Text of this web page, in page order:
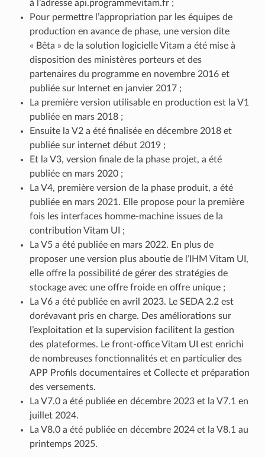
à l’adresse api.programmevitam.fr ;
Pour permettre l’appropriation par les équipes de
production en avance de phase, une version dite
« Bêta » de la solution logicielle Vitam a été mise à
disposition des ministères porteurs et des
partenaires du programme en novembre 2016 et
publiée sur Internet en janvier 2017 ;
La première version utilisable en production est la V1
publiée en mars 2018 ;
Ensuite la V2 a été finalisée en décembre 2018 et
publiée sur internet début 2019 ;
Et la V3, version finale de la phase projet, a été
publiée en mars 2020 ;
La V4, première version de la phase produit, a été
publiée en mars 2021. Elle propose pour la première
fois les interfaces homme-machine issues de la
contribution Vitam UI ;
La V5 a été publiée en mars 2022. En plus de
proposer une version plus aboutie de l’IHM Vitam UI,
elle offre la possibilité de gérer des stratégies de
stockage avec une offre froide en offre unique ;
La V6 a été publiée en avril 2023. Le SEDA 2.2 est
dorévavant pris en charge. Des améliorations sur
l’exploitation et la supervision facilitent la gestion
des plateformes. Le front-office Vitam UI est enrichi
de nombreuses fonctionnalités et en particulier des
APP Profils documentaires et Collecte et préparation
des versements.
La V7.0 a été publiée en décembre 2023 et la V7.1 en
juillet 2024.
La V8.0 a été publiée en décembre 2024 et la V8.1 au
printemps 2025.